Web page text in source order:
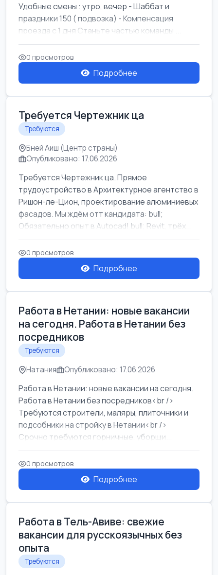
Удобные смены : утро, вечер - Шаббат и
праздники 150 ( подвозка) - Компенсация
проезда с 1 дня Станьте частью команды ...
0 просмотров
Подробнее
Требуется Чертежник ца
Требуются
Бней Аиш (Центр страны)
Опубликовано: 17.06.2026
Требуется Чертежник ца. Прямое
трудоустройство в Архитектурное агентство в
Ришон-ле-Цион, проектирование алюминиевых
фасадов. Мы ждём отт кандидата: bull;
Обязательно опыт в Autocad! bull; Revit, трёх...
0 просмотров
Подробнее
Работа в Нетании: новые вакансии
на сегодня. Работа в Нетании без
посредников
Требуются
Натания Опубликовано: 17.06.2026
Работа в Нетании: новые вакансии на сегодня.
Работа в Нетании без посредников<br />
Требуются строители, маляры, плиточники и
подсобники на стройку в Нетании<br />
Срочно требуются горничные, уборщи...
0 просмотров
Подробнее
Работа в Тель-Авиве: свежие
вакансии для русскоязычных без
опыта
Требуются